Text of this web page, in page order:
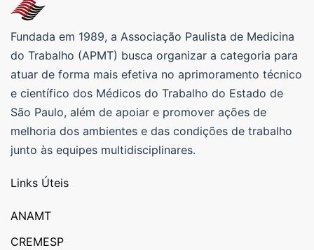
Fundada em 1989, a Associação Paulista de Medicina
do Trabalho (APMT) busca organizar a categoria para
atuar de forma mais efetiva no aprimoramento técnico
e científico dos Médicos do Trabalho do Estado de
São Paulo, além de apoiar e promover ações de
melhoria dos ambientes e das condições de trabalho
junto às equipes multidisciplinares.
Links Úteis
ANAMT
CREMESP